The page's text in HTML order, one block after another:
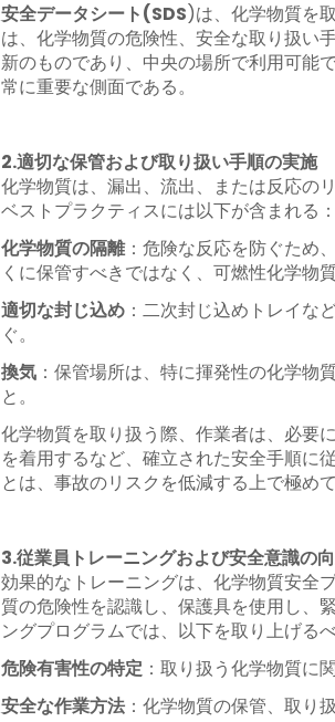
安全データシート(SDS)は、化学物質を
は、化学物質の危険性、安全な取り扱い
新のものであり、中央の場所で利用可能
常に重要な側面である。
2.適切な保管および取り扱い手順の実施
化学物質は、漏出、流出、または反応の
ベストプラクティスには以下が含まれる：
化学物質の隔離：危険な反応を防ぐため
くに保管すべきではなく、可燃性化学物
適切な封じ込め：二次封じ込めトレイな
ぐ。
換気：保管場所は、特に揮発性の化学物
と。
化学物質を取り扱う際、作業者は、必要
を着用するなど、確立された安全手順に
とは、事故のリスクを低減する上で極め
3.従業員トレーニングおよび安全意識の
効果的なトレーニングは、化学物質安全
質の危険性を認識し、保護具を使用し、
ングプログラムでは、以下を取り上げる
危険有害性の特定：取り扱う化学物質に
安全な作業方法：化学物質の保管、取り